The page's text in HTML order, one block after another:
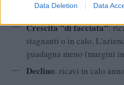
Data Deletion Data
solido
Crescita "di facciata":
stagnanti o in calo.
guadagna meno (margini
Declino: ricavi in calo